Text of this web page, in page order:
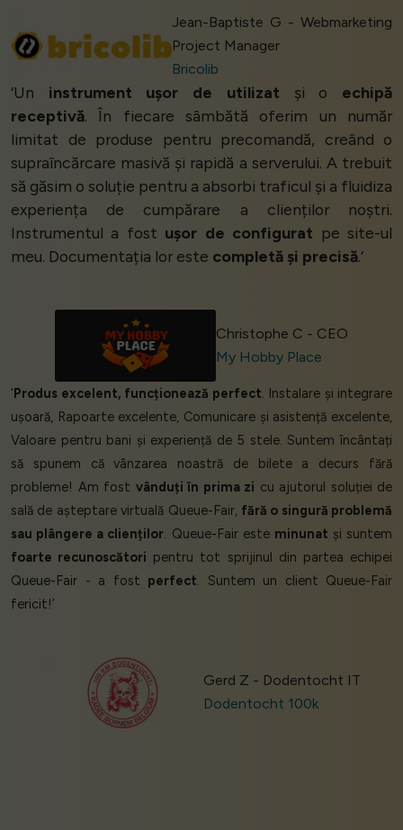
Jean-Baptiste G - Webmarketing
Project Manager
Bricolib
‘Un instrument ușor de utilizat și o echipă
receptivă. În fiecare sâmbătă oferim un număr
limitat de produse pentru precomandă, creând o
supraîncărcare masivă și rapidă a serverului. A trebuit
să găsim o soluție pentru a absorbi traficul și a fluidiza
experiența de cumpărare a clienților noștri.
Instrumentul a fost ușor de configurat pe site-ul
meu. Documentația lor este completă și precisă.’
Christophe C - CEO
My Hobby Place
‘Produs excelent, funcționează perfect. Instalare și integrare
ușoară, Rapoarte excelente, Comunicare și asistență excelente,
Valoare pentru bani și experiență de 5 stele. Suntem încântați
să spunem că vânzarea noastră de bilete a decurs fără
probleme! Am fost vânduți în prima zi cu ajutorul soluției de
sală de așteptare virtuală Queue-Fair, fără o singură problemă
sau plângere a clienților. Queue-Fair este minunat și suntem
foarte recunoscători pentru tot sprijinul din partea echipei
Queue-Fair - a fost perfect. Suntem un client Queue-Fair
fericit!’
Gerd Z - Dodentocht IT
Dodentocht 100k